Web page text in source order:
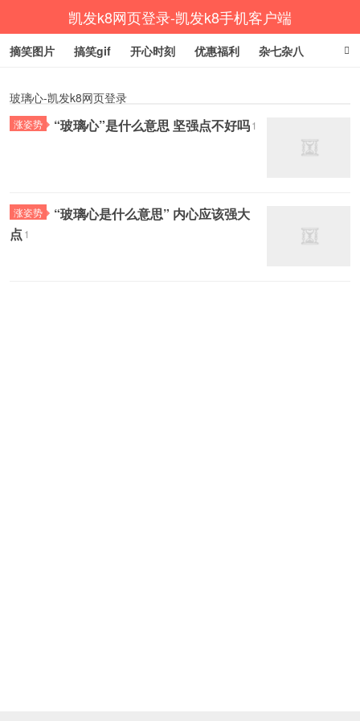
凯发k8网页登录-凯发k8手机客户端
摘笑图片 搞笑gif 开心时刻 优惠福利 杂七杂八
玻璃心-凯发k8网页登录
涨姿势 “玻璃心”是什么意思 坚强点不好吗1
涨姿势
“玻璃心是什么意思” 内心应该强大
点 1